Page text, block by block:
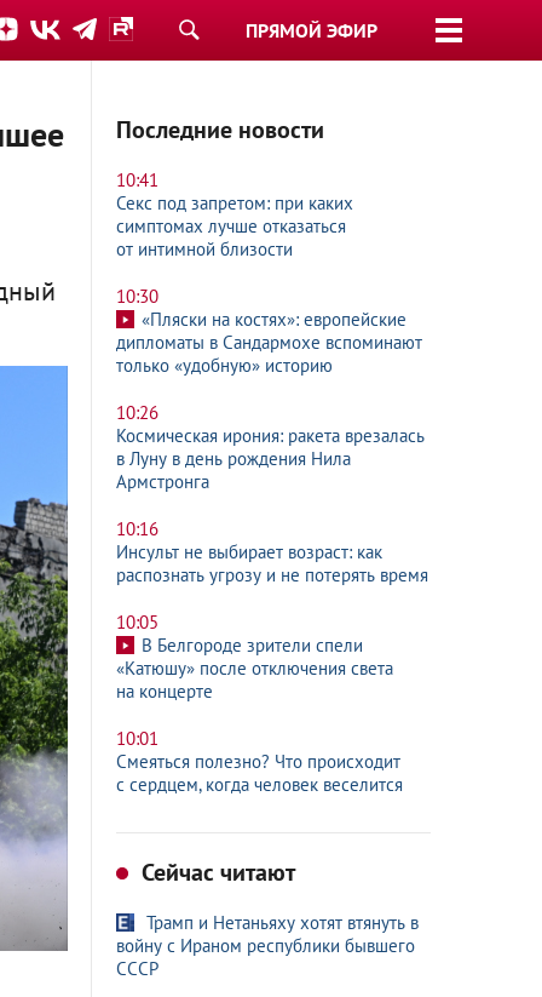
ПРЯМОЙ ЭФИР
Последние новости
10:41
Секс под запретом: при каких
симптомах лучше отказаться
от интимной близости
10:30
«Пляски на костях»: европейские
дипломаты в Сандармохе вспоминают
только «удобную» историю
10:26
Космическая ирония: ракета врезалась
в Луну в день рождения Нила
Армстронга
10:16
Инсульт не выбирает возраст: как
распознать угрозу и не потерять время
10:05
В Белгороде зрители спели
«Катюшу» после отключения света
на концерте
10:01
Смеяться полезно? Что происходит
с сердцем, когда человек веселится
Сейчас читают
Трамп и Нетаньяху хотят втянуть в
войну с Ираном республики бывшего
СССР